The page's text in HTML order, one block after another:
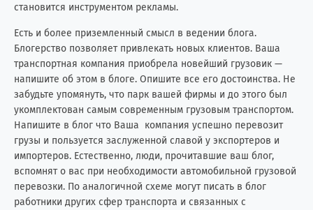
становится инструментом рекламы.
Есть и более приземленный смысл в ведении блога.
Блогерство позволяет привлекать новых клиентов. Ваша
транспортная компания приобрела новейший грузовик —
напишите об этом в блоге. Опишите все его достоинства. Не
забудьте упомянуть, что парк вашей фирмы и до этого был
укомплектован самым современным грузовым транспортом.
Напишите в блог что Ваша компания успешно перевозит
грузы и пользуется заслуженной славой у экспортеров и
импортеров. Естественно, люди, прочитавшие ваш блог,
вспомнят о вас при необходимости автомобильной грузовой
перевозки. По аналогичной схеме могут писать в блог
работники других сфер транспорта и связанных с